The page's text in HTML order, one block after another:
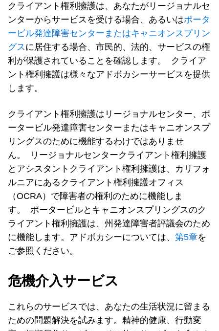
クライアント権利擁護は、あなたがリージョナルセ
ンターからサービスを受ける場合、あるいはポータ
ービル発達障害センターまたはキャニオンスプリン
グス に居住する場合、市民的、法的、サービスの権
利が保護されていることを確認します。 クライア
ント権利擁護は様々なアドボカシーサービスを提供
します。
クライアント権利擁護はリージョナルセンター、ポ
ータービル発達障害センターまたはキャニオンスプ
リングスのために機能するわけではありませ
ん。 リージョナルセンタークライアント権利擁護
とアシスタントクライアント権利擁護は、カリフォ
ルニアにあるクライアント権利擁護オフィス
（OCRA）で障害者の権利のために機能しま
す。 ポータービルとキャニオンスプリングスのク
ライアント権利擁護は、州発達障害者評議会のため
に機能します。アドボカシーについては、 第5章を
ご参照ください。
危機介入サービス
これらのサービスでは、あなたの生活状況に留まる
ための問題解決を試みます。精神的健康、行動変